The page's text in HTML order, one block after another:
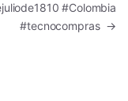
#Colombia
#tecnocompras →